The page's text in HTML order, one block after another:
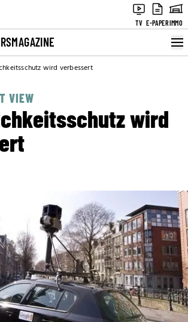
TV E-PAPERIMMO
MAGAZINE
wird verbessert
VIEW
wird